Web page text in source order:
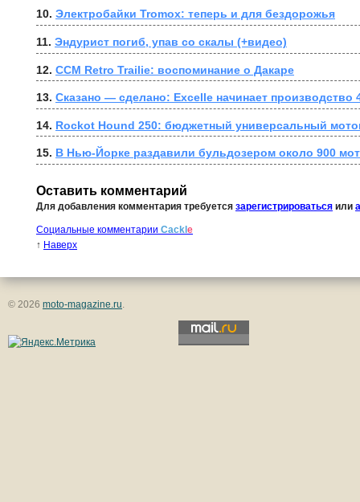
10. Электробайки Tromox: теперь и для бездорожья
11. Эндурист погиб, упав со скалы (+видео)
12. CCM Retro Trailie: воспоминание о Дакаре
13. Сказано — сделано: Excelle начинает производство
14. Rockot Hound 250: бюджетный универсальный
15. В Нью-Йорке раздавили бульдозером около 900
Оставить комментарий
Для добавления комментария требуется зарегистрироваться или
Социальные комментарии Cackl e
↑ Наверх
© 2026 moto-magazine.ru.